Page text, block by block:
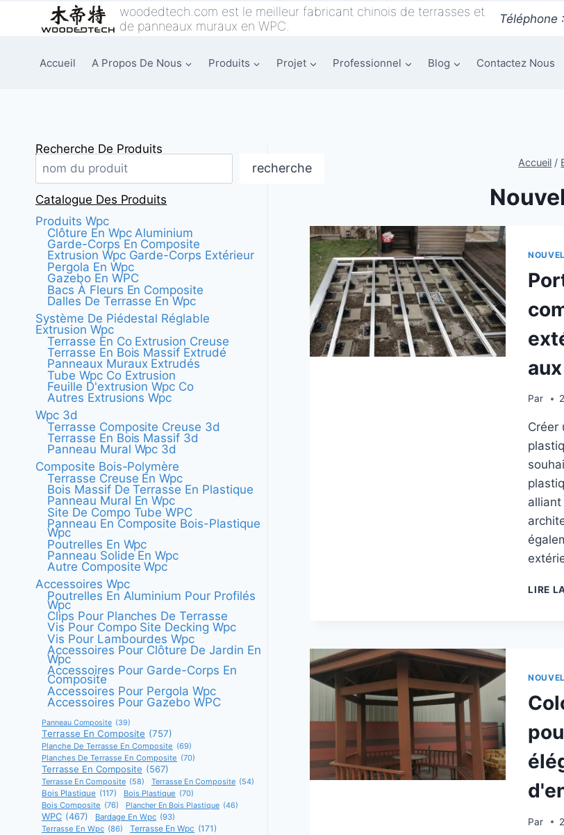
woodedtech.com est le meilleur fabricant chinois de terrasses et
de panneaux muraux en WPC.
Téléphone :
Accueil A Propos De Nous Produits Projet Professionnel Blog Contactez Nous
Accueil /
Par
Créer
LIRE
Par
Recherche De Produits
recherche
Catalogue Des Produits
Produits Wpc
Clôture En Wpc Aluminium
Garde-Corps En Composite
Extrusion Wpc Garde-Corps Extérieur
Pergola En Wpc
Gazebo En WPC
Bacs À Fleurs En Composite
Dalles De Terrasse En Wpc
Système De Piédestal Réglable
Extrusion Wpc
Terrasse En Co Extrusion Creuse
Terrasse En Bois Massif Extrudé
Panneaux Muraux Extrudés
Tube Wpc Co Extrusion
Feuille D'extrusion Wpc Co
Autres Extrusions Wpc
Wpc 3d
Terrasse Composite Creuse 3d
Terrasse En Bois Massif 3d
Panneau Mural Wpc 3d
Composite Bois-Polymère
Terrasse Creuse En Wpc
Bois Massif De Terrasse En Plastique
Panneau Mural En Wpc
Site De Compo Tube WPC
Panneau En Composite Bois-Plastique
Wpc
Poutrelles En Wpc
Panneau Solide En Wpc
Autre Composite Wpc
Accessoires Wpc
Poutrelles En Aluminium Pour Profilés
Wpc
Clips Pour Planches De Terrasse
Vis Pour Compo Site Decking Wpc
Vis Pour Lambourdes Wpc
Accessoires Pour Clôture De Jardin En
Wpc
Accessoires Pour Garde-Corps En
Composite
Accessoires Pour Pergola Wpc
Accessoires Pour Gazebo WPC
Panneau Composite (39)
Terrasse En Composite (757)
Planche De Terrasse En Composite (69)
Planches De Terrasse En Composite (70)
Terrasse En Composite (567)
Terrasse En Composite (58) Terrasse En Composite (54)
Bois Plastique (117) Bois Plastique (70)
Bois Composite (76) Plancher En Bois Plastique (46)
WPC (467) Bardage En Wpc (93)
Terrasse En Wpc (86) Terrasse En Wpc (171)